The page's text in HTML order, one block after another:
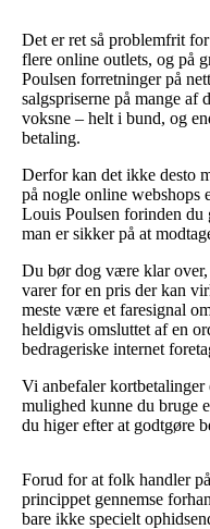
Det er ret så problemfrit
flere online outlets, og på
Poulsen forretninger på
salgspriserne på mange af
voksne – helt i bund, og
betaling.
Derfor kan det ikke desto
på nogle online
Louis Poulsen forinden du
man er sikker på at
Du bør dog være klar
varer for en pris der kan
meste være et faresignal
heldigvis omsluttet af en
bedrageriske internet
Vi anbefaler
mulighed kunne du bruge
du higer efter at godtgøre
Forud for at folk handler
princippet gennemse
bare ikke specielt